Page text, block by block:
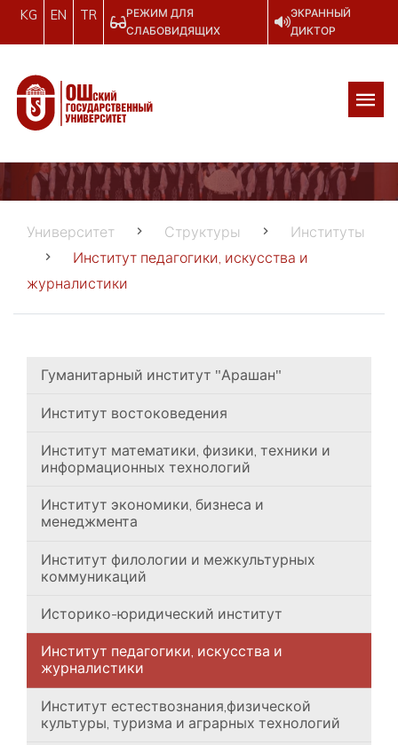
KG EN TR
РЕЖИМ ДЛЯ
СЛАБОВИДЯЩИХ
ЭКРАННЫЙ
ДИКТОР
Университет Структуры
Институты
Институт педагогики, искусства и
журналистики
Гуманитарный институт "Арашан"
Институт востоковедения
Институт математики, физики, техники и
информационных технологий
Институт экономики, бизнеса и
менеджмента
Институт филологии и межкультурных
коммуникаций
Историко-юридический институт
Институт педагогики, искусства и
журналистики
Институт естествознания,физической
культуры, туризма и аграрных технологий